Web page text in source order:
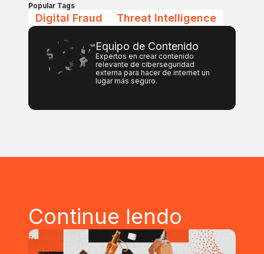
Popular Tags
Digital Fraud Threat Intelligence
Equipo de Contenido
Expertos en crear contenido
relevante de ciberseguridad
externa para hacer de internet un
lugar más seguro.
Continue lendo